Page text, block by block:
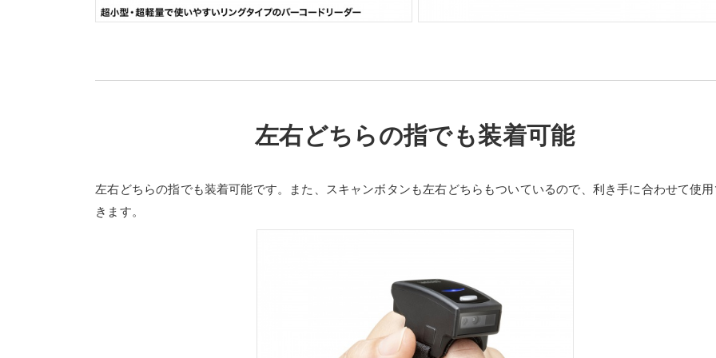
左右どちらの指でも装着可能
左右どちらの指でも装着可能です。また、スキャンボタンも左右どちらもついているので、利き手に合わせて使
きます。